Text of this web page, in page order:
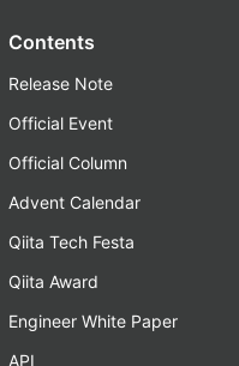
Contents
Release Note
Official Event
Official Column
Advent Calendar
Qiita Tech Festa
Qiita Award
Engineer White Paper
API